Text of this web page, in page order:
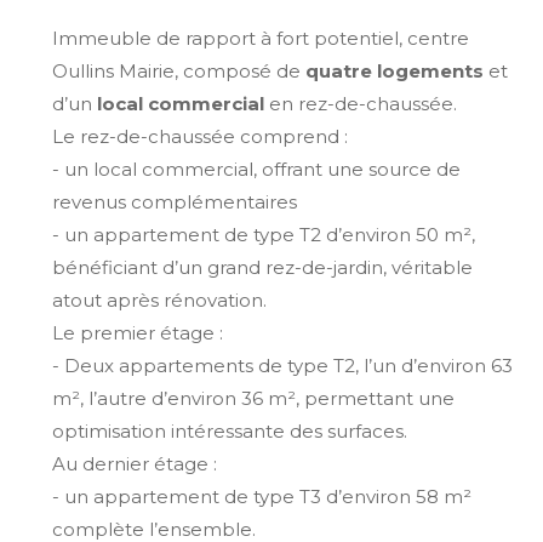
Immeuble de rapport à fort potentiel, centre
Oullins Mairie, composé de quatre logements et
d’un local commercialen rez-de-chaussée.
Le rez-de-chaussée comprend :
- un local commercial, offrant une source de
revenus complémentaires
- un appartement de type T2 d’environ 50 m²,
bénéficiant d’un grand rez-de-jardin, véritable
atout après rénovation.
Le premier étage :
- Deux appartements de type T2, l’un d’environ 63
m², l’autre d’environ 36 m², permettant une
optimisation intéressante des surfaces.
Au dernier étage :
- un appartement de type T3 d’environ 58 m²
complète l’ensemble.